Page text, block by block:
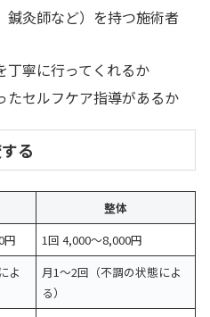
鍼灸師など）を持つ施術者
丁寧に行ってくれるか
たセルフケア指導があるか
る
整体
円 1回 4,000〜8,000円
よ
月1〜2回（不調の状態によ
る）